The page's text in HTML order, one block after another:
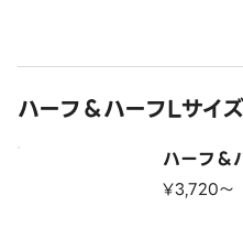
ハーフ＆ハーフLサイズ
ハーフ＆
¥3,720〜